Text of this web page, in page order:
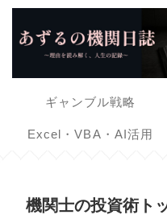
ギャンブル戦略
Excel・VBA・AI活用
機関士の投資術ト